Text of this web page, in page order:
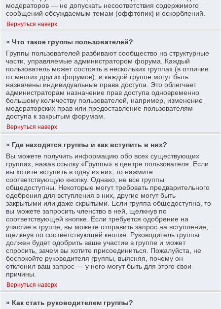
модераторов — не допускать несоответствия содержимого
сообщений обсуждаемым темам (оффтопик) и оскорблений.
Вернуться наверх
» Что такое группы пользователей?
Группы пользователей разбивают сообщество на структурные
части, управляемые администратором форума. Каждый
пользователь может состоять в нескольких группах (в отличие
от многих других форумов), и каждой группе могут быть
назначены индивидуальные права доступа. Это облегчает
администраторам назначение прав доступа одновременно
большому количеству пользователей, например, изменение
модераторских прав или предоставление пользователям
доступа к закрытым форумам.
Вернуться наверх
» Где находятся группы и как вступить в них?
Вы можете получить информацию обо всех существующих
группах, нажав ссылку «Группы» в центре пользователя. Если
вы хотите вступить в одну из них, то нажмите
соответствующую кнопку. Однако, не все группы
общедоступны. Некоторые могут требовать предварительного
одобрения для вступления в них, другие могут быть
закрытыми или даже скрытыми. Если группа общедоступна, то
вы можете запросить членство в ней, щелкнув по
соответствующей кнопке. Если требуется одобрение на
участие в группе, вы можете отправить запрос на вступление,
щелкнув по соответствующей кнопке. Руководитель группы
должен будет одобрить ваше участие в группе и может
спросить, зачем вы хотите присоединиться. Пожалуйста, не
беспокойте руководителя группы, выясняя, почему он
отклонил ваш запрос — у него могут быть для этого свои
причины.
Вернуться наверх
» Как стать руководителем группы?